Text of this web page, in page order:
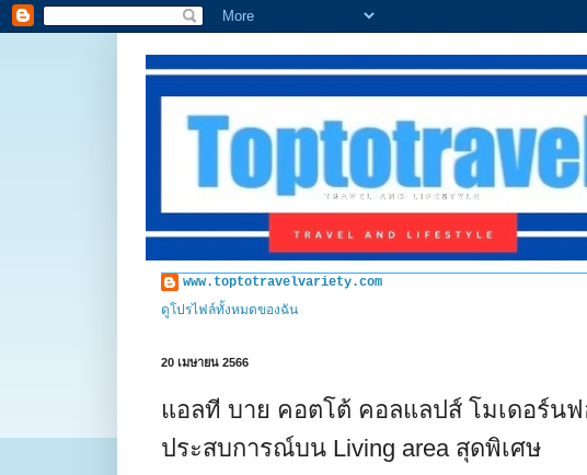
www.toptotravelvariety.com
ดูโปรไฟล์ทั้งหมดของฉัน
20 เมษายน 2566
แอลที บาย คอตโต้ คอลแลปส์ โมเดอร์น
ประสบการณ์บน Living area สุดพิเศษ